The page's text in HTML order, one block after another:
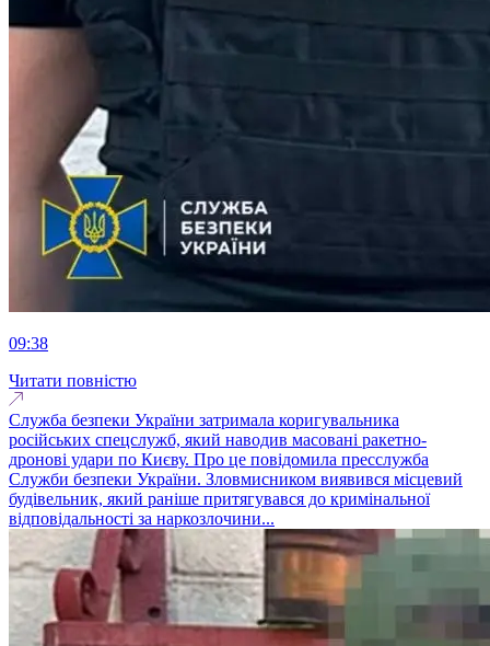
09:38
Читати повністю
Служба безпеки України затримала коригувальника
російських спецслужб, який наводив масовані ракетно-
дронові удари по Києву. Про це повідомила пресслужба
Служби безпеки України. Зловмисником виявився місцевий
будівельник, який раніше притягувався до кримінальної
відповідальності за наркозлочини...